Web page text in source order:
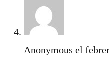
Anonymous el